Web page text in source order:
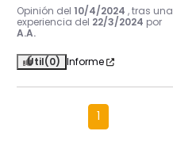
Opinión del 10/4/2024 , tras una
experiencia del 22/3/2024 por
A.A.
Útil(0) Informe
1